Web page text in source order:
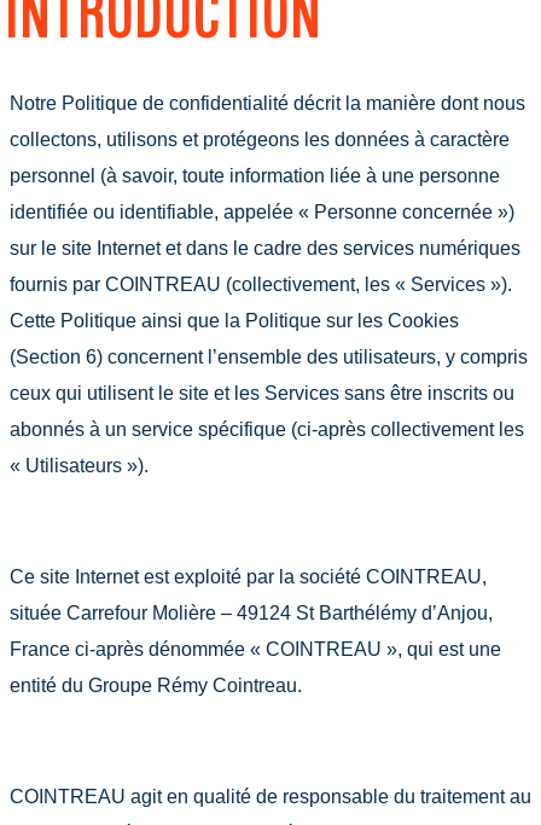
INTRODUCTION
Notre Politique de confidentialité décrit la manière dont nous
collectons, utilisons et protégeons les données à caractère
personnel (à savoir, toute information liée à une personne
identifiée ou identifiable, appelée « Personne concernée »)
sur le site Internet et dans le cadre des services numériques
fournis par COINTREAU (collectivement, les « Services »).
Cette Politique ainsi que la Politique sur les Cookies
(Section 6) concernent l’ensemble des utilisateurs, y compris
ceux qui utilisent le site et les Services sans être inscrits ou
abonnés à un service spécifique (ci-après collectivement les
« Utilisateurs »).
Ce site Internet est exploité par la société COINTREAU,
située Carrefour Molière – 49124 St Barthélémy d’Anjou,
France ci-après dénommée « COINTREAU », qui est une
entité du Groupe Rémy Cointreau.
COINTREAU agit en qualité de responsable du traitement au